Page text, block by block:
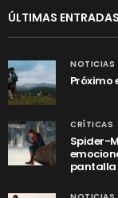
ÚLTIMAS ENTRADAS
NOTICIAS
Próximo
CRÍTICAS
Spider-
pantalla